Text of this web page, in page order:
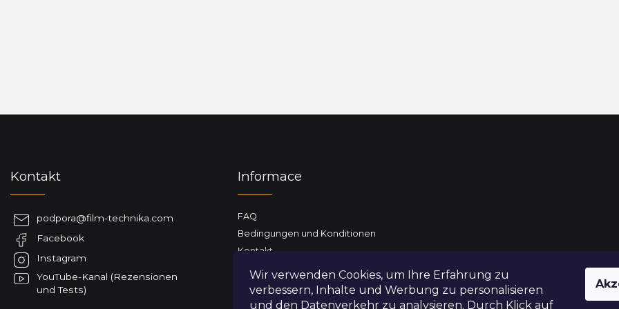
Wir verwenden Cookies, um Ihre Erfahrung zu
verbessern, Inhalte und Werbung zu personalisieren
und den Datenverkehr zu analysieren. Durch Klick auf
Kontakt
podpora@film-technika.com
Facebook
Instagram
YouTube-Kanal (Rezensionen
und Tests)
Informace
FAQ
Bedingungen und Konditionen
Kontakt
Geschäftsbewertung
Lieferung nach DE und AT